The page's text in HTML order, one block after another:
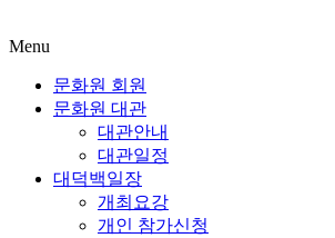
Menu
문화원 회원
문화원 대관
대관안내
대관일정
대덕백일장
개최요강
개인 참가신청